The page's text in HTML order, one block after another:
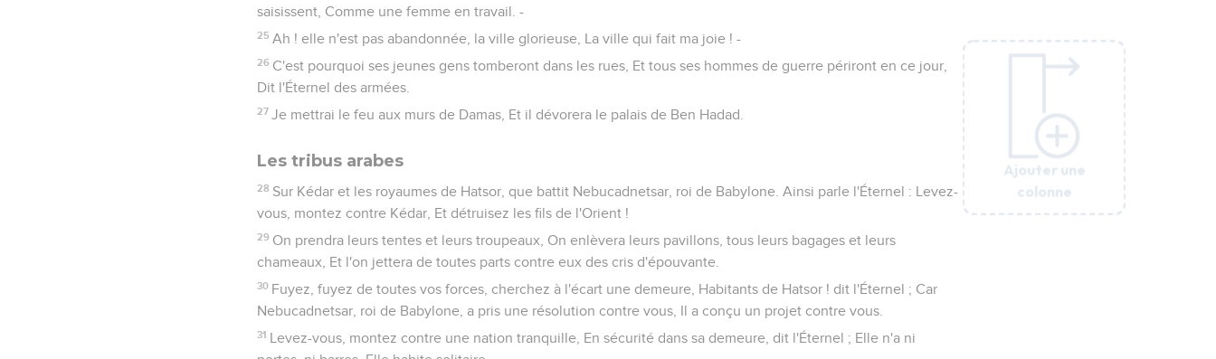
Ajouter une
colonne
saisissent, Comme une femme en travail. -
25 Ah ! elle n'est pas abandonnée, la ville glorieuse, La ville qui fait ma joie ! -
26 C'est pourquoi ses jeunes gens tomberont dans les rues, Et tous ses hommes de guerre périront en ce jour,
Dit l'Éternel des armées.
27 Je mettrai le feu aux murs de Damas, Et il dévorera le palais de Ben Hadad.
Les tribus arabes
28 Sur Kédar et les royaumes de Hatsor, que battit Nebucadnetsar, roi de Babylone. Ainsi parle l'Éternel : Levez-
vous, montez contre Kédar, Et détruisez les fils de l'Orient !
29 On prendra leurs tentes et leurs troupeaux, On enlèvera leurs pavillons, tous leurs bagages et leurs
chameaux, Et l'on jettera de toutes parts contre eux des cris d'épouvante.
30 Fuyez, fuyez de toutes vos forces, cherchez à l'écart une demeure, Habitants de Hatsor ! dit l'Éternel ; Car
Nebucadnetsar, roi de Babylone, a pris une résolution contre vous, Il a conçu un projet contre vous.
31 Levez-vous, montez contre une nation tranquille, En sécurité dans sa demeure, dit l'Éternel ; Elle n'a ni
Ajouter une
colonne
Ajouter une
colonne
Ajouter une
colonne
Ajouter une
colonne